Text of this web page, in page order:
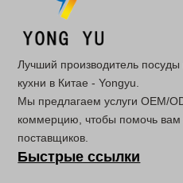
Лучший производитель
кухни в Китае - Yongyu.
Мы предлагаем услуги OEM/
коммерцию, чтобы помочь
поставщиков.
Быстрые ссылки